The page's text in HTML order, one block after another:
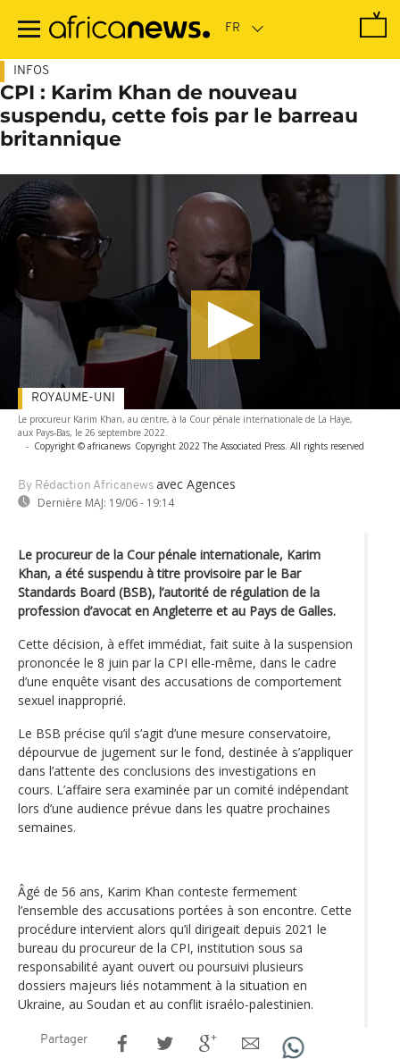
contenu
INFOS
CPI : Karim Khan de nouveau
suspendu, cette fois par le barreau
britannique
Le procureur Karim Khan, au centre, à la Cour pénale internationale de La Haye,
aux Pays-Bas, le 26 septembre 2022.
- Copyright © africanews Copyright 2022 The Associated Press. All rights reserved
By Rédaction Africanews avec Agences
Dernière MAJ: 19/06 - 19:14
ROYAUME-UNI
Le procureur de la Cour pénale internationale, Karim
Khan, a été suspendu à titre provisoire par le Bar
Standards Board (BSB), l’autorité de régulation de la
profession d’avocat en Angleterre et au Pays de Galles.
Cette décision, à effet immédiat, fait suite à la suspension
prononcée le 8 juin par la CPI elle-même, dans le cadre
d’une enquête visant des accusations de comportement
sexuel inapproprié.
Le BSB précise qu’il s’agit d’une mesure conservatoire,
dépourvue de jugement sur le fond, destinée à s’appliquer
dans l’attente des conclusions des investigations en
cours. L’affaire sera examinée par un comité indépendant
lors d’une audience prévue dans les quatre prochaines
semaines.
Âgé de 56 ans, Karim Khan conteste fermement
l’ensemble des accusations portées à son encontre. Cette
procédure intervient alors qu’il dirigeait depuis 2021 le
bureau du procureur de la CPI, institution sous sa
responsabilité ayant ouvert ou poursuivi plusieurs
dossiers majeurs liés notamment à la situation en
Ukraine, au Soudan et au conflit israélo-palestinien.
Partager